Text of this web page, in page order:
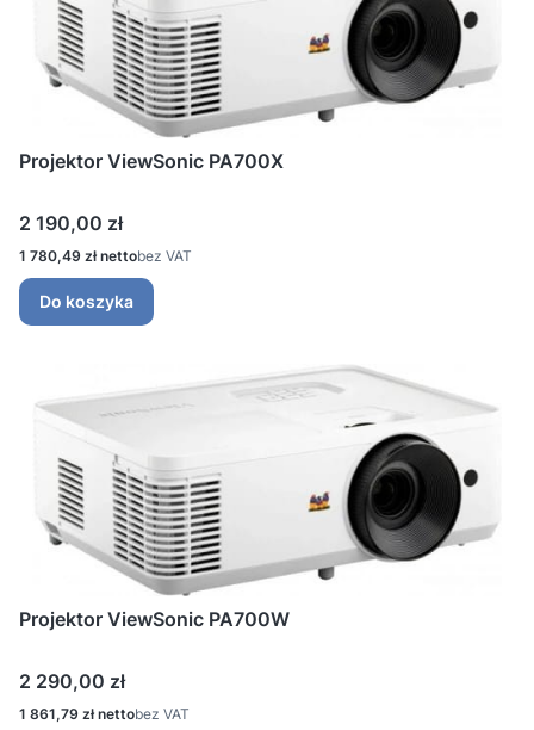
Projektor ViewSonic PA700X
Cena
2 190,00 zł
Cena
1 780,49 zł bez VAT
Do koszyka
Projektor ViewSonic PA700W
Cena
2 290,00 zł
Cena
1 861,79 zł bez VAT